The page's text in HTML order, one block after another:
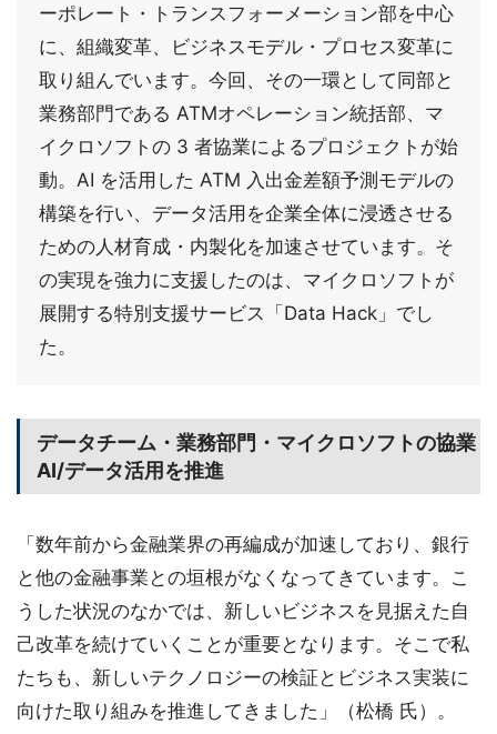
ーポレート・トランスフォーメーション部を中心
に、組織変革、ビジネスモデル・プロセス変革に
取り組んでいます。今回、その一環として同部と
業務部門である ATMオペレーション統括部、マ
イクロソフトの 3 者協業によるプロジェクトが始
動。AI を活用した ATM 入出金差額予測モデルの
構築を行い、データ活用を企業全体に浸透させる
ための人材育成・内製化を加速させています。そ
の実現を強力に支援したのは、マイクロソフトが
展開する特別支援サービス「Data Hack」でし
た。
データチーム・業務部門・マイクロソフトの協業
AI/データ活用を推進
「数年前から金融業界の再編成が加速しており、銀行
と他の金融事業との垣根がなくなってきています。こ
うした状況のなかでは、新しいビジネスを見据えた自
己改革を続けていくことが重要となります。そこで私
たちも、新しいテクノロジーの検証とビジネス実装に
向けた取り組みを推進してきました」（松橋 氏）。